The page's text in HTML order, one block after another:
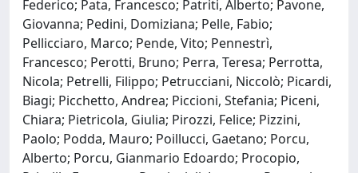
Federico; Pata, Francesco; Patriti, Alberto; Pavone,
Giovanna; Pedini, Domiziana; Pelle, Fabio;
Pellicciaro, Marco; Pende, Vito; Pennestrì,
Francesco; Perotti, Bruno; Perra, Teresa; Perrotta,
Nicola; Petrelli, Filippo; Petrucciani, Niccolò; Picardi,
Biagi; Picchetto, Andrea; Piccioni, Stefania; Piceni,
Chiara; Pietricola, Giulia; Pirozzi, Felice; Pizzini,
Paolo; Podda, Mauro; Poillucci, Gaetano; Porcu,
Alberto; Porcu, Gianmario Edoardo; Procopio,